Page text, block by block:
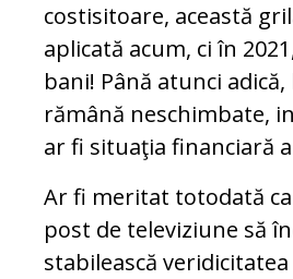
costisitoare, această
aplicată acum, ci în
bani! Până atunci
rămâ­nă neschimbate,
ar fi situaţia financiară
Ar fi meritat totodată
post de televiziune să
stabilească